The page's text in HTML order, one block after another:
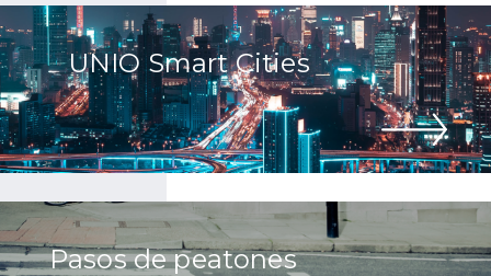
UNIO Smart Cities
Pasos de peatones